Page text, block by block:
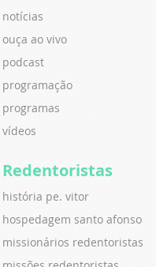
notícias
ouça ao vivo
podcast
programação
programas
vídeos
Redentoristas
história pe. vitor
hospedagem santo afonso
missionários redentoristas